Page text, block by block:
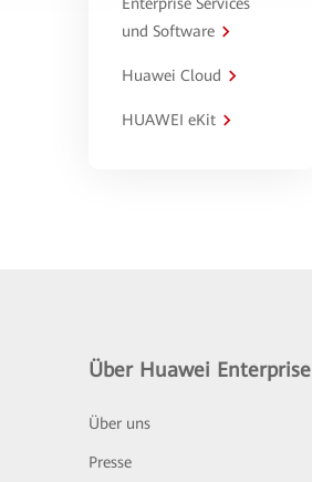
und Software
Huawei Cloud
HUAWEI eKit
Über Huawei Enterprise
Über uns
Presse